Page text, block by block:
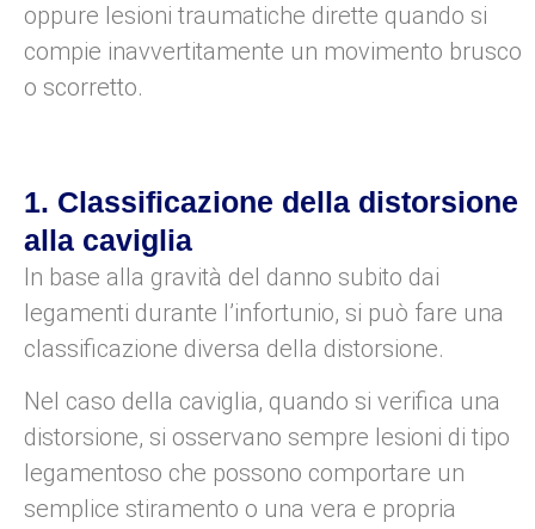
oppure lesioni traumatiche dirette quando si
compie inavvertitamente un movimento brusco
o scorretto.
1. Classificazione della distorsione
alla caviglia
In base alla gravità del danno subito dai
legamenti durante l’infortunio, si può fare una
classificazione diversa della distorsione.
Nel caso della caviglia, quando si verifica una
distorsione, si osservano sempre lesioni di tipo
legamentoso che possono comportare un
semplice stiramento o una vera e propria